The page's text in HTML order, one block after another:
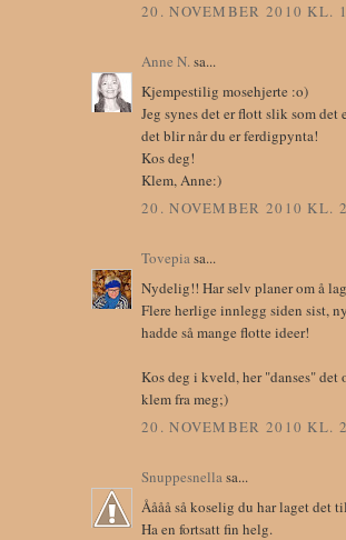
20. NOVEMBER 2010 KL.
Anne N.sa...
Kjempestilig mosehjerte :o)
Jeg synes det er flott slik som det
det blir når du er ferdigpynta!
Kos deg!
Klem, Anne:)
20. NOVEMBER 2010 KL.
Tovepiasa...
Nydelig!! Har selv planer om å
Flere herlige innlegg siden sist,
hadde så mange flotte ideer!
Kos deg i kveld, her "danses" det
klem fra meg;)
20. NOVEMBER 2010 KL.
Snuppesnellasa...
Åååå så koselig du har laget det
Ha en fortsatt fin helg.